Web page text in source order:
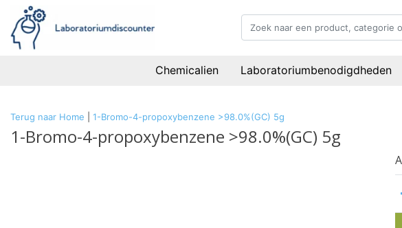
Chemicalien Laboratoriumbenodigdheden
Terug naar Home 1-Bromo-4-propoxybenzene >98.0%(GC) 5g
1-Bromo-4-propoxybenzene >98.0%(GC) 5g